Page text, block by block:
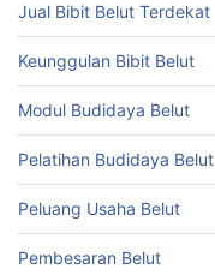
Jual Bibit Belut Terdekat
Keunggulan Bibit Belut
Modul Budidaya Belut
Pelatihan Budidaya Belut
Peluang Usaha Belut
Pembesaran Belut